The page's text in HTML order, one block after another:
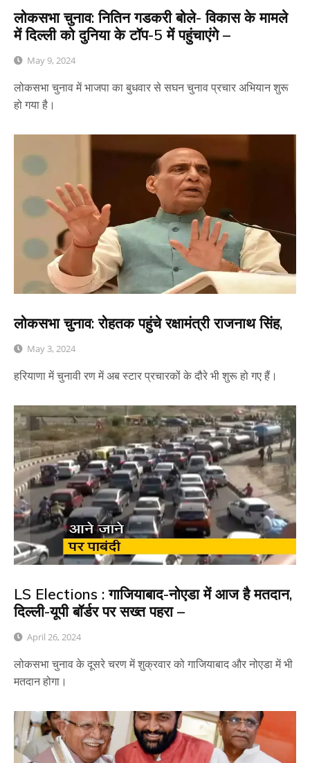
लोकसभा चुनाव: नितिन गडकरी बोले- विकास के मामले
में दिल्ली को दुनिया के टॉप-5 में पहुंचाएंगे –
May 9, 2024
लोकसभा चुनाव में भाजपा का बुधवार से सघन चुनाव प्रचार अभियान शुरू
हो गया है।
लोकसभा चुनाव: रोहतक पहुंचे रक्षामंत्री राजनाथ सिंह,
May 3, 2024
हरियाणा में चुनावी रण में अब स्टार प्रचारकों के दौरे भी शुरू हो गए हैं।
LS Elections : गाजियाबाद-नोएडा में आज है मतदान,
दिल्ली-यूपी बॉर्डर पर सख्त पहरा –
April 26, 2024
लोकसभा चुनाव के दूसरे चरण में शुक्रवार को गाजियाबाद और नोएडा में भी
मतदान होगा।